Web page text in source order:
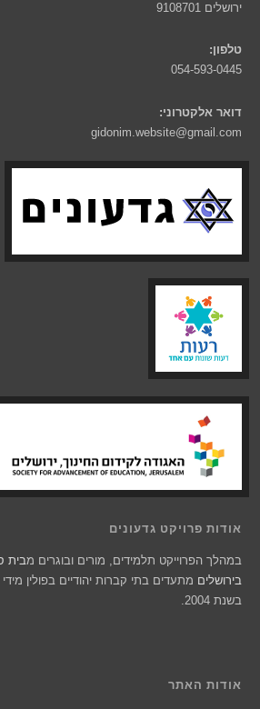
ירושלים 9108701
טלפון:
054-593-0445
דואר אלקטרוני:
gidonim.website@gmail.com
אודות פרויקט גדעונים
במהלך הפרוייקט תלמידים, מורים ובוגרים מבית
בירושלים מתעדים בתי קברות יהודיים בפולין
בשנת 2004.
אודות האתר